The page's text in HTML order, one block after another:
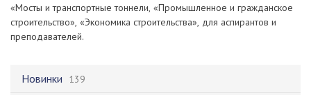
Новинки 139
«Мосты и транспортные тоннели, «Промышленное и гражданское
строительство», «Экономика строительства», для аспирантов и
преподавателей.